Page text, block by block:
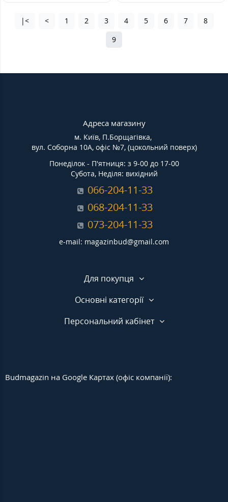
|< < 1 2 3 4 5 6 7
8
9
Адреса магазину
м. Київ, П.Борщагівка,
вул. Соборна 10А, офіс №7, (цокольний поверх)
Понеділок - П'ятниця: з 9-00 до 17-00
Субота, Неділя: вихідний
066-204-11-33
068-204-11-33
073-204-11-33
e-mail: magazinbud@gmail.com
Для покупця
Основні категорії
Персональний кабінет
Budmagazin на Google Картах (офіс компанії):